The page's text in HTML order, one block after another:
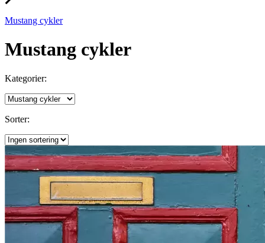
Mustang cykler
Mustang cykler
Kategorier:
Sorter: